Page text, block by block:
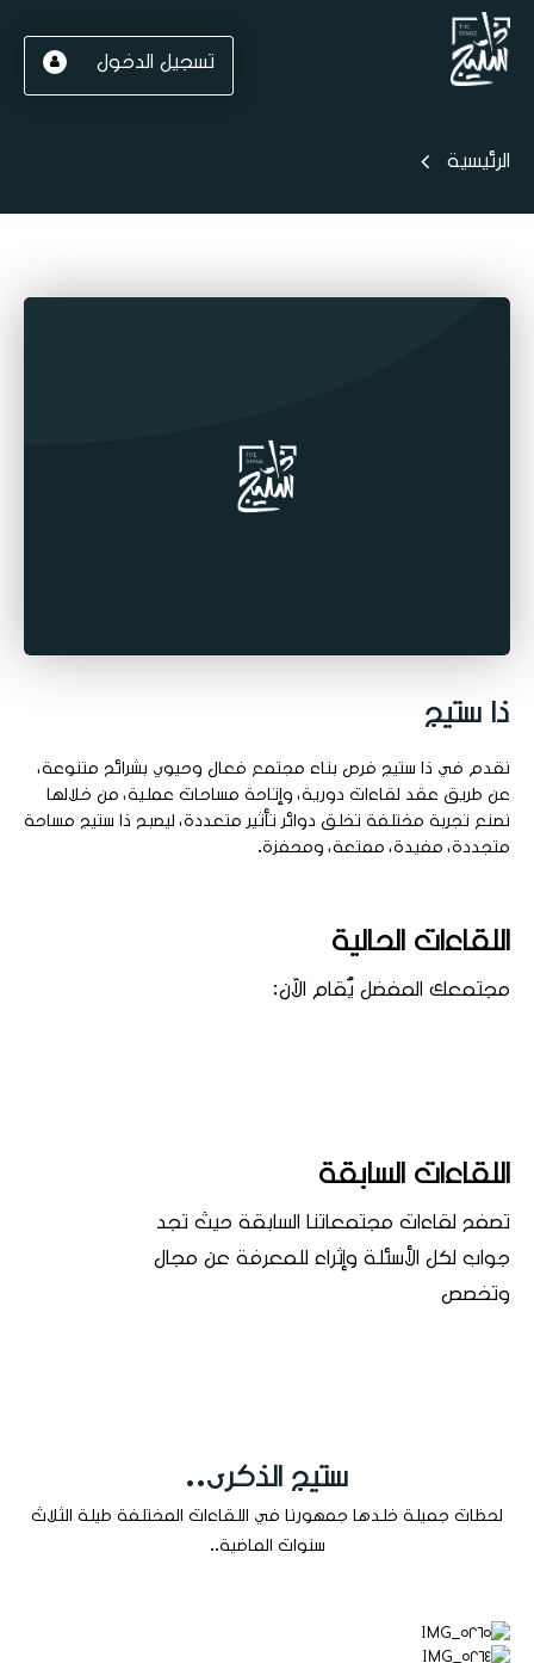
تسجيل الدخول
الرئيسية
ذا ستيج
نقدم في ذا ستيج فرص بناء مجتمع فعال وحيوي بشرائح متنوعة،
عن طريق عقد لقاءات دورية، وإتاحة مساحات عملية، من خلالها
نصنع تجربة مختلفة تخلق دوائر تأثير متعددة، ليصبح ذا ستيج مساحة
متجددة، مفيدة، ممتعة، ومحفزة.
اللقاءات الحالية
مجتمعك المفضل يُقام الآن:
اللقاءات السابقة
تصفح لقاءات مجتمعاتنا السابقة حيث تجد
جواب لكل الأسئلة وإثراء للمعرفة عن مجال
وتخصص
ستيج الذكرى..
لحظات جميلة خلدها جمهورنا في اللقاءات المختلفة طيلة الثلاث
سنوات الماضية..